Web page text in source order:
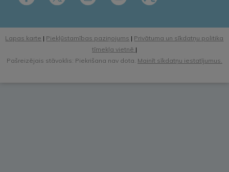
Lapas karte | Piekļūstamības paziņojums | Privātuma un sīkdatņu politika
tīmekļa vietnē |
Pašreizējais stāvoklis: Piekrišana nav dota. Mainīt sīkdatņu iestatījumus.